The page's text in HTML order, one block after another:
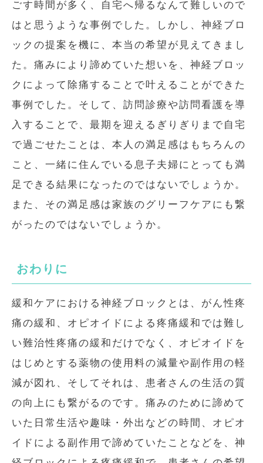
ごす時間が多く、自宅へ帰るなんて難しいので
はと思うような事例でした。しかし、神経ブロ
ックの提案を機に、本当の希望が見えてきまし
た。痛みにより諦めていた想いを、神経ブロッ
クによって除痛することで叶えることができた
事例でした。そして、訪問診療や訪問看護を導
入することで、最期を迎えるぎりぎりまで自宅
で過ごせたことは、本人の満足感はもちろんの
こと、一緒に住んでいる息子夫婦にとっても満
足できる結果になったのではないでしょうか。
また、その満足感は家族のグリーフケアにも繋
がったのではないでしょうか。
おわりに
緩和ケアにおける神経ブロックとは、がん性疼
痛の緩和、オピオイドによる疼痛緩和では難し
い難治性疼痛の緩和だけでなく、オピオイドを
はじめとする薬物の使用料の減量や副作用の軽
減が図れ、そしてそれは、患者さんの生活の質
の向上にも繋がるのです。痛みのために諦めて
いた日常生活や趣味・外出などの時間、オピオ
イドによる副作用で諦めていたことなどを、神